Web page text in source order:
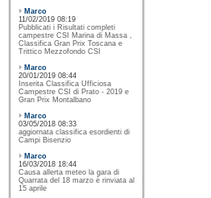
Marco
11/02/2019 08:19
Pubblicati i Risultati completi
campestre CSI Marina di Massa ,
Classifica Gran Prix Toscana e
Trittico Mezzofondo CSI
Marco
20/01/2019 08:44
Inserita Classifica Ufficiosa
Campestre CSI di Prato - 2019 e
Gran Prix Montalbano
Marco
03/05/2018 08:33
aggiornata classifica esordienti di
Campi Bisenzio
Marco
16/03/2018 18:44
Causa allerta meteo la gara di
Quarrata del 18 marzo è rinviata al
15 aprile